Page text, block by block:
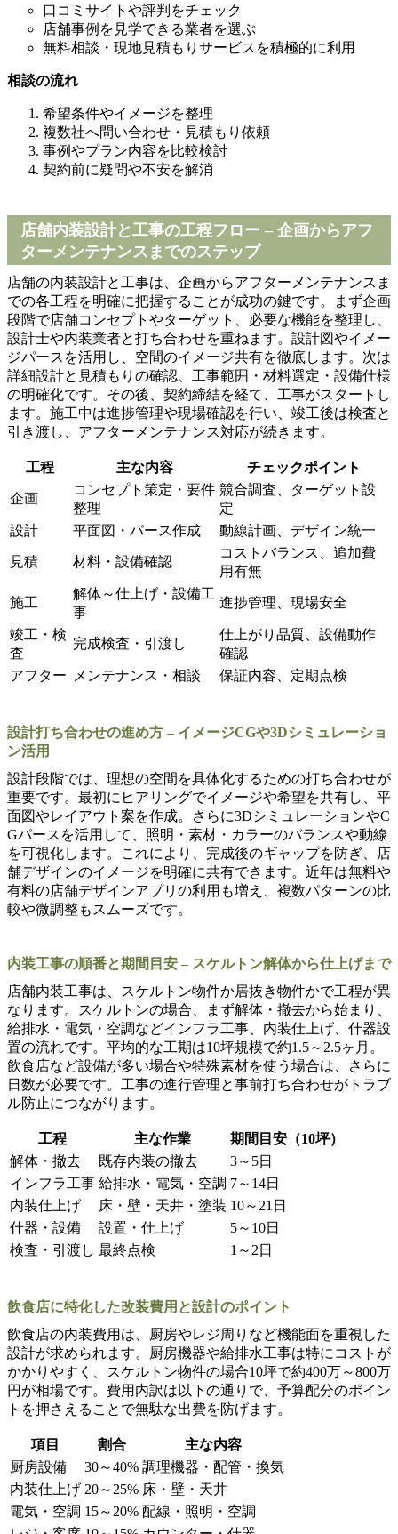
口コミサイトや評判をチェック
店舗事例を見学できる業者を選ぶ
無料相談・現地見積もりサービスを積極的に利用
相談の流れ
希望条件やイメージを整理
複数社へ問い合わせ・見積もり依頼
事例やプラン内容を比較検討
契約前に疑問や不安を解消
店舗内装設計と工事の工程フロー – 企画からアフ
ターメンテナンスまでのステップ
店舗の内装設計と工事は、企画からアフターメンテナンスま
での各工程を明確に把握することが成功の鍵です。まず企画
段階で店舗コンセプトやターゲット、必要な機能を整理し、
設計士や内装業者と打ち合わせを重ねます。設計図やイメー
ジパースを活用し、空間のイメージ共有を徹底します。次は
詳細設計と見積もりの確認、工事範囲・材料選定・設備仕様
の明確化です。その後、契約締結を経て、工事がスタートし
ます。施工中は進捗管理や現場確認を行い、竣工後は検査と
引き渡し、アフターメンテナンス対応が続きます。
工程 主な内容 チェックポイント
企画
コンセプト策定・要件
整理
競合調査、ターゲット設
定
設計
平面図・パース作成 動線計画、デザイン統一
見積 材料・設備確認
コストバランス、追加費
用有無
施工
解体～仕上げ・設備工
事
進捗管理、現場安全
竣工・検
査
完成検査・引渡し
仕上がり品質、設備動作
確認
アフター
メンテナンス・相談 保証内容、定期点検
設計打ち合わせの進め方 – イメージCGや3Dシミュレーショ
ン活用
設計段階では、理想の空間を具体化するための打ち合わせが
重要です。最初にヒアリングでイメージや希望を共有し、平
面図やレイアウト案を作成。さらに3DシミュレーションやC
Gパースを活用して、照明・素材・カラーのバランスや動線
を可視化します。これにより、完成後のギャップを防ぎ、店
舗デザインのイメージを明確に共有できます。近年は無料や
有料の店舗デザインアプリの利用も増え、複数パターンの比
較や微調整もスムーズです。
内装工事の順番と期間目安 – スケルトン解体から仕上げまで
店舗内装工事は、スケルトン物件か居抜き物件かで工程が異
なります。スケルトンの場合、まず解体・撤去から始まり、
給排水・電気・空調などインフラ工事、内装仕上げ、什器設
置の流れです。平均的な工期は10坪規模で約1.5～2.5ヶ月。
飲食店など設備が多い場合や特殊素材を使う場合は、さらに
日数が必要です。工事の進行管理と事前打ち合わせがトラブ
ル防止につながります。
工程 主な作業
期間目安（10坪）
解体・撤去
既存内装の撤去
3～5日
インフラ工事 給排水・電気・空調 7～14日
内装仕上げ
床・壁・天井・塗装 10～21日
什器・設備
設置・仕上げ
5～10日
検査・引渡し 最終点検 1～2日
飲食店に特化した改装費用と設計のポイント
飲食店の内装費用は、厨房やレジ周りなど機能面を重視した
設計が求められます。厨房機器や給排水工事は特にコストが
かかりやすく、スケルトン物件の場合10坪で約400万～800万
円が相場です。費用内訳は以下の通りで、予算配分のポイン
トを押さえることで無駄な出費を防げます。
項目 割合
主な内容
厨房設備
30～40% 調理機器・配管・換気
内装仕上げ 20～25% 床・壁・天井
電気・空調 15～20% 配線・照明・空調